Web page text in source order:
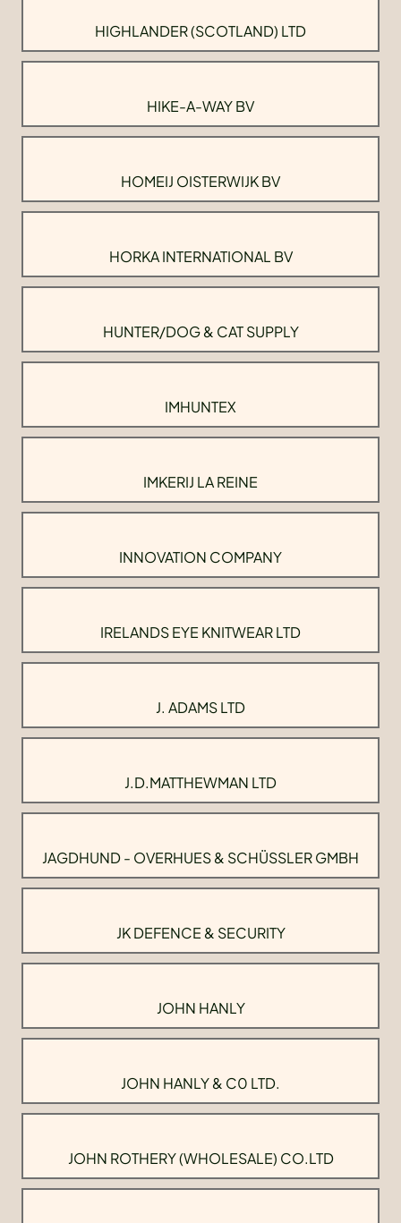
HIGHLANDER (SCOTLAND) LTD
HIKE-A-WAY BV
HOMEIJ OISTERWIJK BV
HORKA INTERNATIONAL BV
HUNTER/DOG & CAT SUPPLY
IMHUNTEX
IMKERIJ LA REINE
INNOVATION COMPANY
IRELANDS EYE KNITWEAR LTD
J. ADAMS LTD
J.D.MATTHEWMAN LTD
JAGDHUND - OVERHUES & SCHÜSSLER GMBH
JK DEFENCE & SECURITY
JOHN HANLY
JOHN HANLY & C0 LTD.
JOHN ROTHERY (WHOLESALE) CO.LTD